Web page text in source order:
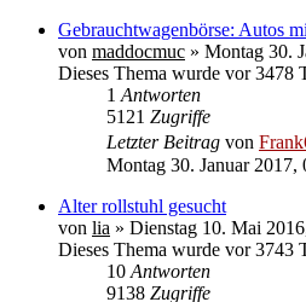
Gebrauchtwagenbörse: Autos
von maddocmuc » Montag 30.
Dieses Thema wurde vor 3478
1 Antworten
5121 Zugriffe
Letzter Beitrag von
Montag 30. Januar 2017,
Alter rollstuhl gesucht
von lia » Dienstag 10. Mai
Dieses Thema wurde vor 3743
10 Antworten
9138 Zugriffe